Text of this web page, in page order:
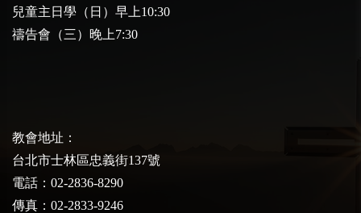
兒童主日學（日）早上10:30
禱告會（三）晚上7:30
教會地址：
台北市士林區忠義街137號
電話：02-2836-8290
傳真：02-2833-9246